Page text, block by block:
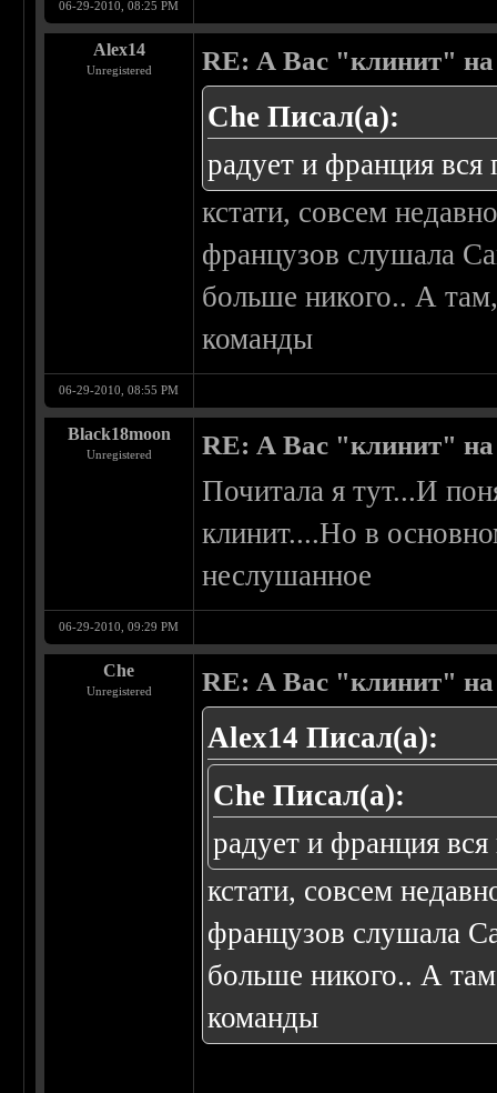
06-29-2010, 08:25 PM
Alex14
Unregistered RE: А Вас "клинит" на
Che Писал(а):
радует и франция вся
кстати, совсем
французов слушала
больше никого.. А
команды
06-29-2010, 08:55 PM
Black18moon
Unregistered RE: А Вас "клинит" на
Почитала я тут...И
клинит....Но в
неслушанное
06-29-2010, 09:29 PM
Che
Unregistered RE: А Вас "клинит" на
Alex14 Писал(а):
Che Писал(а):
радует и франция
кстати, совсем
французов слушала
больше никого.. А
команды